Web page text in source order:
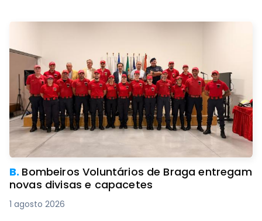
B. Bombeiros Voluntários de Braga entregam
novas divisas e capacetes
1 agosto 2026